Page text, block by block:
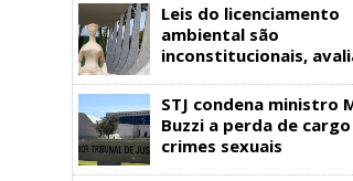
Leis do licenciamento
ambiental são
inconstitucionais,
STJ condena ministro
Buzzi a perda de
crimes sexuais